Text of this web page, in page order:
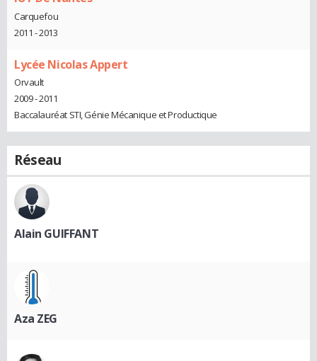
Carquefou
2011 - 2013
Lycée Nicolas Appert
Orvault
2009 - 2011
Baccalauréat STI, Génie Mécanique et Productique
Réseau
Alain GUIFFANT
Aza ZEG